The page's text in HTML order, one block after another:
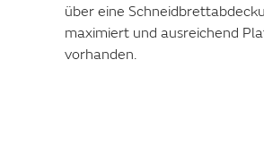
über eine
maximiert und ausreichend
vorhanden.